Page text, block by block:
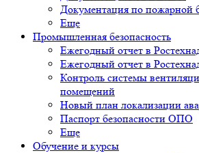
Документация по пожарной
Еще
Промышленная безопасность
Ежегодный отчет в
Ежегодный отчет в
Контроль системы
помещений
Новый план локализации
Паспорт безопасности ОПО
Еще
Обучение и курсы